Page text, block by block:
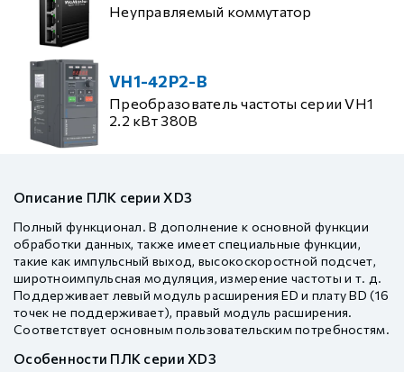
Неуправляемый коммутатор
VH1-42P2-B
Преобразователь частоты серии VH1
2.2 кВт 380В
Описание ПЛК серии XD3
Полный функционал. В дополнение к основной функции
обработки данных, также имеет специальные функции,
такие как импульсный выход, высокоскоростной подсчет,
широтноимпульсная модуляция, измерение частоты и т. д.
Поддерживает левый модуль расширения ED и плату BD (16
точек не поддерживает), правый модуль расширения.
Соответствует основным пользовательским потребностям.
Особенности ПЛК серии XD3